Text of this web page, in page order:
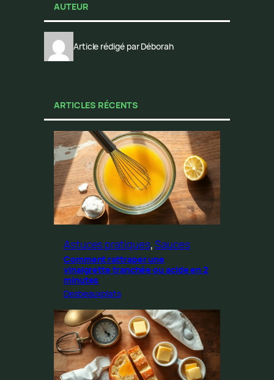
AUTEUR
Article rédigé par Déborah
ARTICLES RÉCENTS
Astuces pratiques, Sauces
Comment rattraper une
vinaigrette tranchée ou acide en 2
minutes
Desbeauxplats